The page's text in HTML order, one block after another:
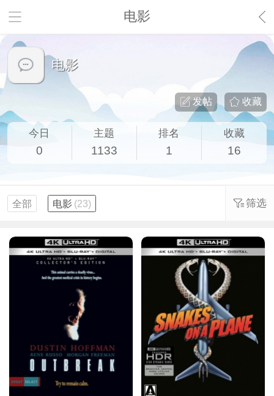
电影
电影
收藏
发帖
今日
0
主题
1133
排名
1
收藏
16
全部 电影 (23) 筛选